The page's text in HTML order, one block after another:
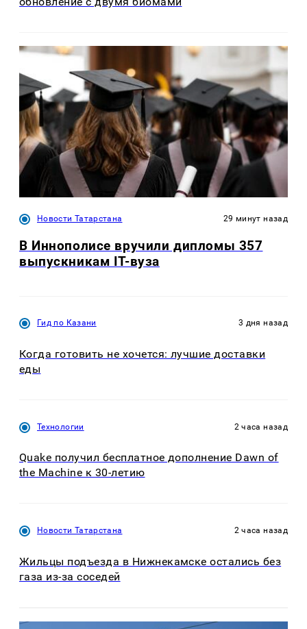
Новости Татарстана 29 минут назад
В Иннополисе вручили дипломы 357
выпускникам IT-вуза
Гид по Казани 3 дня назад
Когда готовить не хочется: лучшие доставки
еды
Технологии 2 часа назад
Quake получил бесплатное дополнение Dawn of
the Machine к 30-летию
Новости Татарстана 2 часа назад
Жильцы подъезда в Нижнекамске остались без
газа из-за соседей